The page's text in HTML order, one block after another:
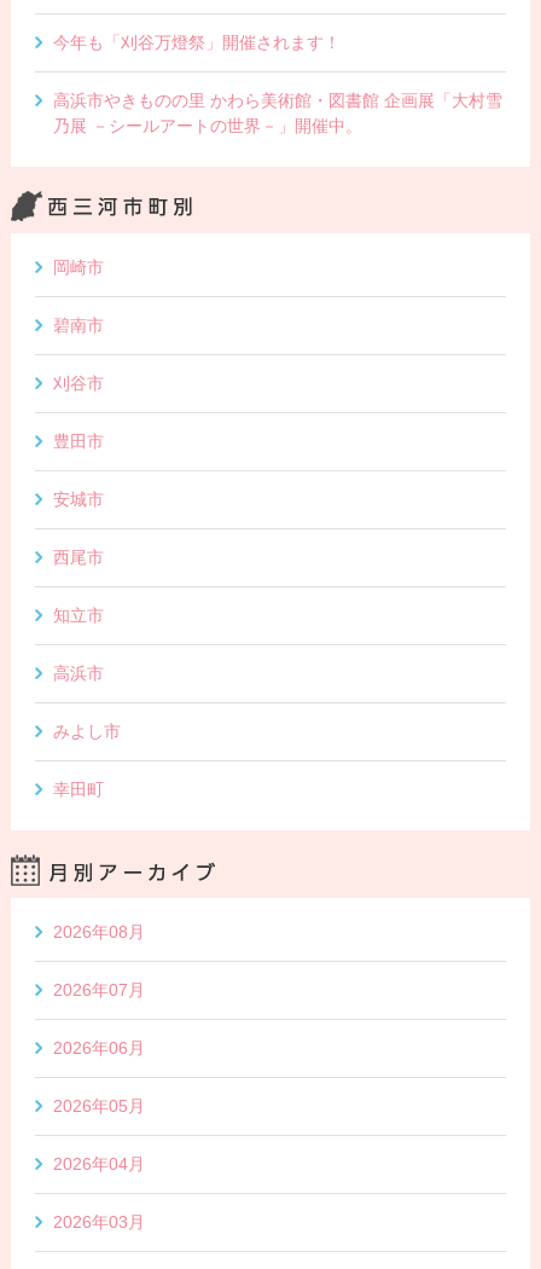
今年も「刈谷万燈祭」開催されます！
高浜市やきものの里 かわら美術館・図書館 企画展「大村雪
乃展 －シールアートの世界－」開催中。
岡崎市
碧南市
刈谷市
豊田市
安城市
西尾市
知立市
高浜市
みよし市
幸田町
2026年08月
2026年07月
2026年06月
2026年05月
2026年04月
2026年03月